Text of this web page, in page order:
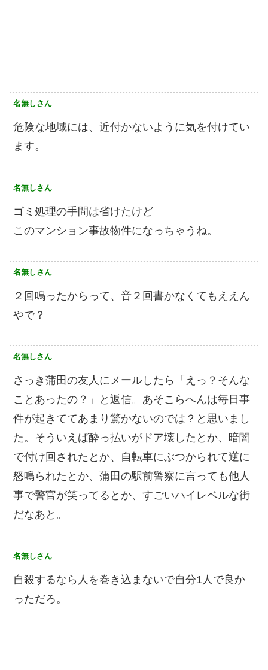
名無しさん
危険な地域には、近付かないように気を付けてい
ます。
名無しさん
ゴミ処理の手間は省けたけど
このマンション事故物件になっちゃうね。
名無しさん
２回鳴ったからって、音２回書かなくてもええん
やで？
名無しさん
さっき蒲田の友人にメールしたら「えっ？そんな
ことあったの？」と返信。あそこらへんは毎日事
件が起きててあまり驚かないのでは？と思いまし
た。そういえば酔っ払いがドア壊したとか、暗闇
で付け回されたとか、自転車にぶつかられて逆に
怒鳴られたとか、蒲田の駅前警察に言っても他人
事で警官が笑ってるとか、すごいハイレベルな街
だなあと。
名無しさん
自殺するなら人を巻き込まないで自分1人で良か
っただろ。